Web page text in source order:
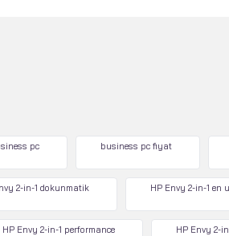
pc business pc fiyat
2-in-1 dokunmatik HP Envy 2-in-1 en
HP Envy 2-in-1 performance HP Envy 2-